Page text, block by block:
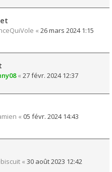
« 26 mars 2024 1:15
« 27 févr. 2024 12:37
« 05 févr. 2024 14:43
« 30 août 2023 12:42